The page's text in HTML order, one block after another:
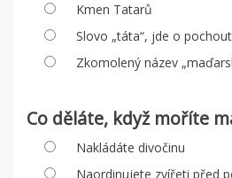
Kmen Tatarů
Slovo „táta“, jde o
Zkomolený název
Co děláte, když moříte
Nakládáte divočinu
Naordinujete zvířeti před